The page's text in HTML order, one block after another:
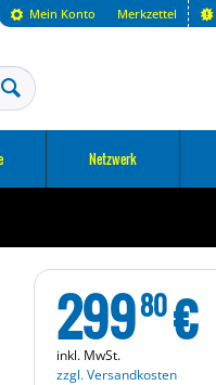
Mein Konto Merkzettel
Netzwerk
29980€
inkl. MwSt.
zzgl. Versandkosten